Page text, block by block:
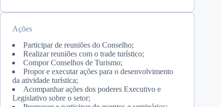
Ações
Participar de reuniões do Conselho;
Realizar reuniões com o trade turístico;
Compor Conselhos de Turismo;
Propor e executar ações para o desenvolvimento
da atividade turística;
Acompanhar ações dos poderes Executivo e
Legislativo sobre o setor;